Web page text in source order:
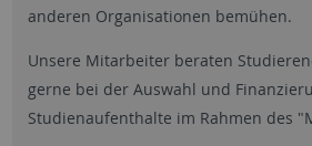
anderen Organisationen bemühen.
Unsere Mitarbeiter beraten
gerne bei der Auswahl und
Studienaufenthalte im Rahmen des